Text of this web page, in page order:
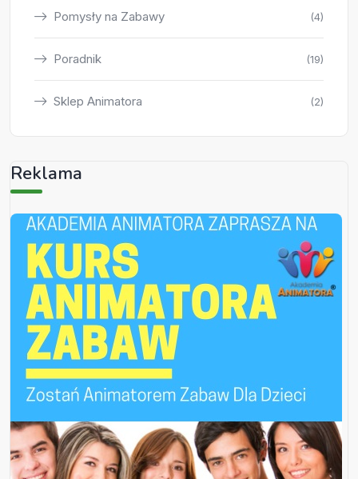
Pomysły na Zabawy (4)
Poradnik (19)
Sklep Animatora (2)
Reklama